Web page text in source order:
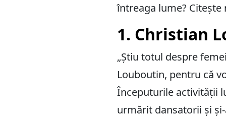
întreaga lume?
1. Christian
„Știu totul despre
Louboutin, pentru că
Începuturile activității
urmărit dansatorii și